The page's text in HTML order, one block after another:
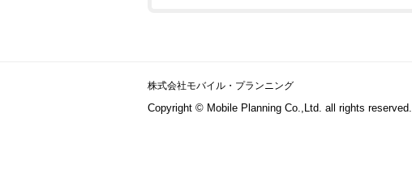
株式会社モバイル・プランニング
Copyright © Mobile Planning Co.,Ltd. all rights reserved.